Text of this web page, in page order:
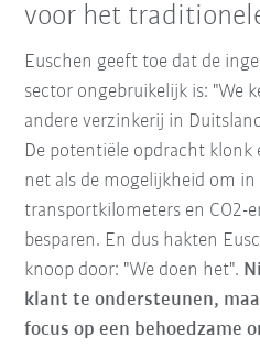
voor het
Euschen geeft toe dat de
sector ongebruikelijk is: "We
andere verzinkerij in
De potentiële opdracht klonk
net als de mogelijkheid om
transportkilometers en CO2-
besparen. En dus hakten
knoop door: "We doen het".
klant te ondersteunen,
focus op een behoedzame